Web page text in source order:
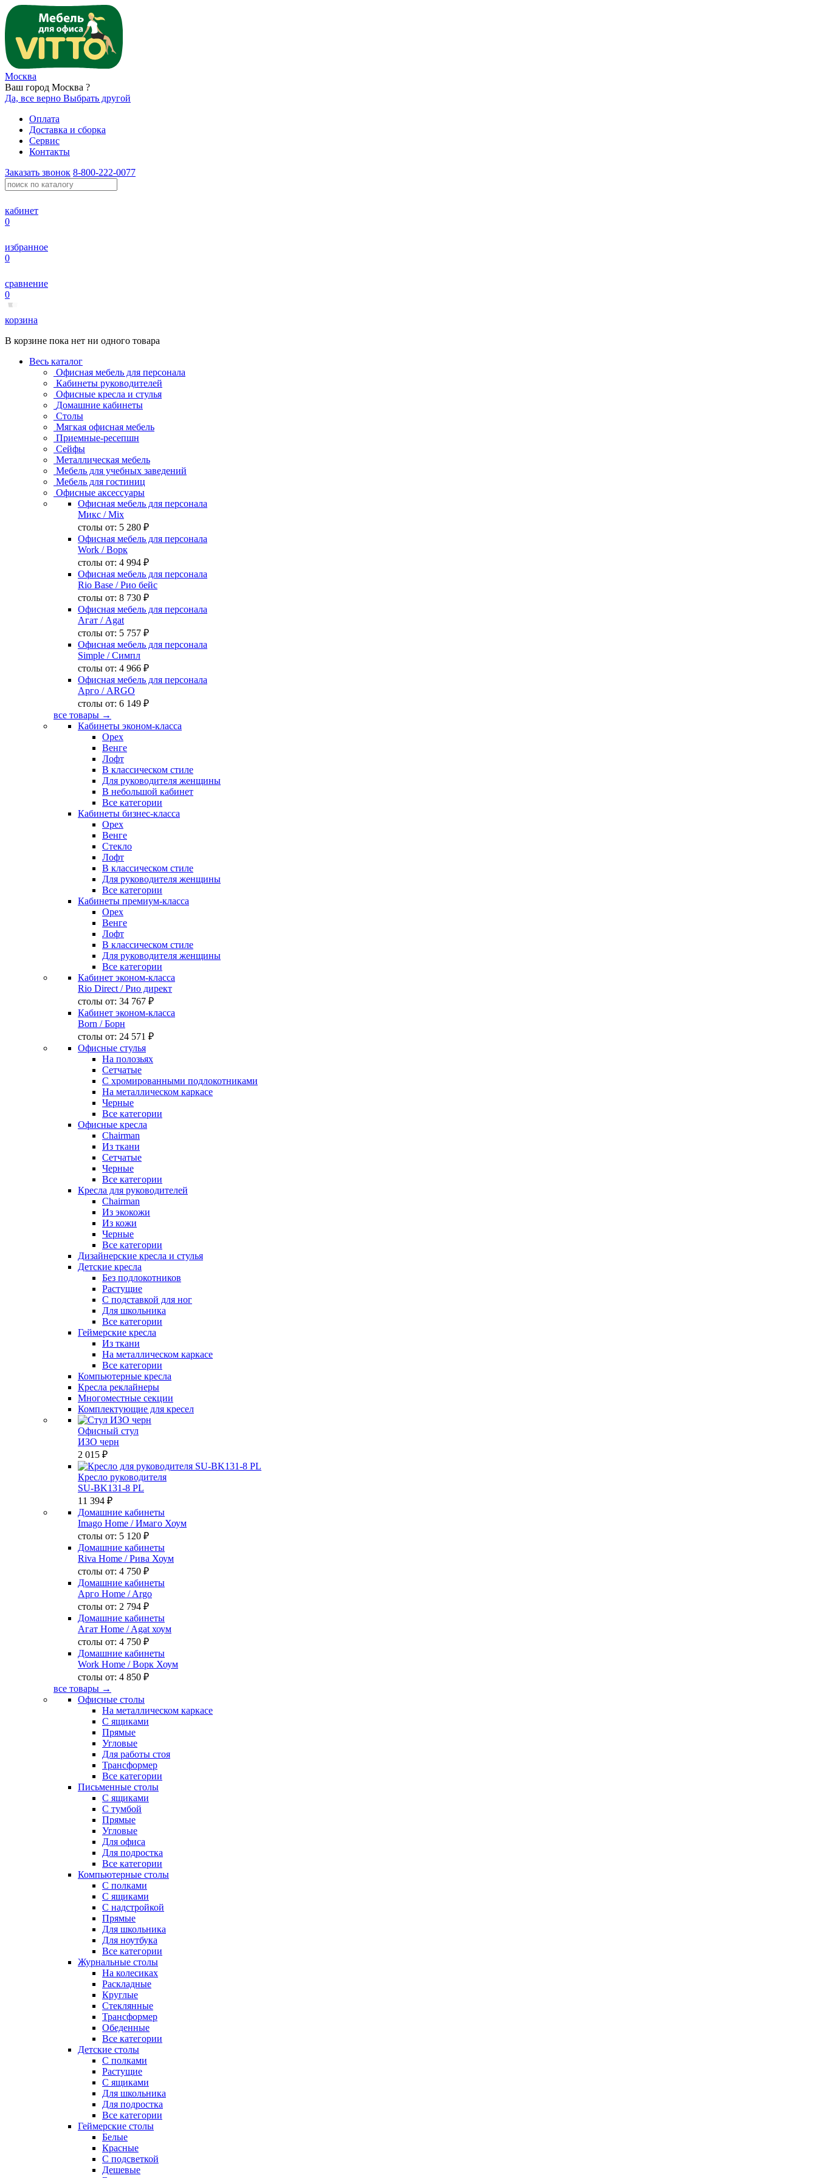
Москва
Ваш город Москва ?
Да, все верно Выбрать другой
Оплата
Доставка и сборка
Сервис
Контакты
Заказать звонок 8-800-222-0077
кабинет
0
избранное
0
сравнение
0
корзина
В корзине пока нет ни одного товара
Весь каталог
Офисная мебель для персонала
Кабинеты руководителей
Офисные кресла и стулья
Домашние кабинеты
Столы
Мягкая офисная мебель
Приемные-ресепшн
Сейфы
Металлическая мебель
Мебель для учебных заведений
Мебель для гостиниц
Офисные аксессуары
Офисная мебель для персонала
Микс / Mix
столы от: 5 280 ₽
Офисная мебель для персонала
Work / Ворк
столы от: 4 994 ₽
Офисная мебель для персонала
Rio Base / Рио бейс
столы от: 8 730 ₽
Офисная мебель для персонала
Агат / Agat
столы от: 5 757 ₽
Офисная мебель для персонала
Simple / Симпл
столы от: 4 966 ₽
Офисная мебель для персонала
Арго / ARGO
столы от: 6 149 ₽
все товары →
Кабинеты эконом-класса
Орех
Венге
Лофт
В классическом стиле
Для руководителя женщины
В небольшой кабинет
Все категории
Кабинеты бизнес-класса
Орех
Венге
Стекло
Лофт
В классическом стиле
Для руководителя женщины
Все категории
Кабинеты премиум-класса
Орех
Венге
Лофт
В классическом стиле
Для руководителя женщины
Все категории
Кабинет эконом-класса
Rio Direct / Рио директ
столы от: 34 767 ₽
Кабинет эконом-класса
Born / Борн
столы от: 24 571 ₽
Офисные стулья
На полозьях
Сетчатые
С хромированными подлокотниками
На металлическом каркасе
Черные
Все категории
Офисные кресла
Chairman
Из ткани
Сетчатые
Черные
Все категории
Кресла для руководителей
Chairman
Из экокожи
Из кожи
Черные
Все категории
Дизайнерские кресла и стулья
Детские кресла
Без подлокотников
Растущие
С подставкой для ног
Для школьника
Все категории
Геймерские кресла
Из ткани
На металлическом каркасе
Все категории
Компьютерные кресла
Кресла реклайнеры
Многоместные секции
Комплектующие для кресел
Офисный стул
ИЗО черн
2 015 ₽
Кресло руководителя
SU-BK131-8 PL
11 394 ₽
Домашние кабинеты
Imago Home / Имаго Хоум
столы от: 5 120 ₽
Домашние кабинеты
Riva Home / Рива Хоум
столы от: 4 750 ₽
Домашние кабинеты
Арго Home / Argo
столы от: 2 794 ₽
Домашние кабинеты
Агат Home / Agat хоум
столы от: 4 750 ₽
Домашние кабинеты
Work Home / Ворк Хоум
столы от: 4 850 ₽
все товары →
Офисные столы
На металлическом каркасе
С ящиками
Прямые
Угловые
Для работы стоя
Трансформер
Все категории
Письменные столы
С ящиками
С тумбой
Прямые
Угловые
Для офиса
Для подростка
Все категории
Компьютерные столы
С полками
С ящиками
С надстройкой
Прямые
Для школьника
Для ноутбука
Все категории
Журнальные столы
На колесиках
Раскладные
Круглые
Стеклянные
Трансформер
Обеденные
Все категории
Детские столы
С полками
Растущие
С ящиками
Для школьника
Для подростка
Все категории
Геймерские столы
Белые
Красные
С подсветкой
Дешевые